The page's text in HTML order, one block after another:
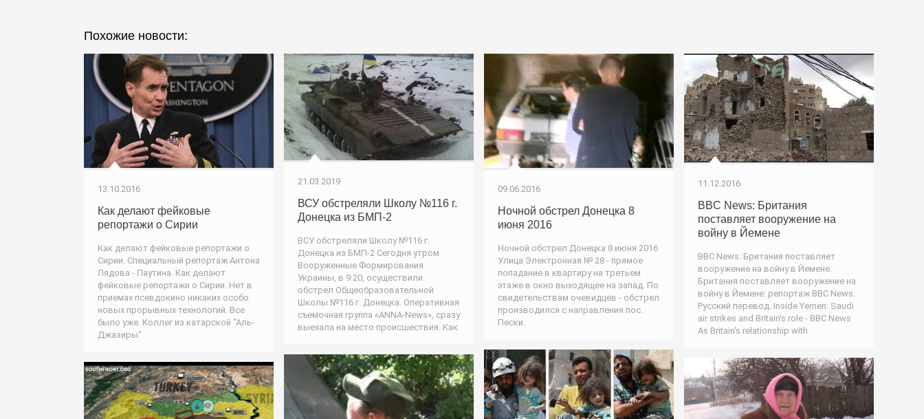
Похожие новости:
13.10.2016
Как делают фейковые
репортажи о Сирии
Как делают фейковые репортажи о
Сирии. Специальный репортаж Антона
Лядова - Паутина. Как делают
фейковые репортажи о Сирии. Нет в
приемах псевдокино никаких особо
новых прорывных технологий. Все
было уже. Коллег из катарской "Аль-
Джазиры"
21.03.2019
ВСУ обстреляли Школу №116 г.
Донецка из БМП-2
ВСУ обстреляли Школу №116 г.
Донецка из БМП-2 Сегодня утром
Вооруженные Формирования
Украины, в 9:20, осуществили
обстрел Общеобразовательной
Школы №116 г. Донецка. Оперативная
съемочная группа «ANNA-News», сразу
выехала на место происшествия. Как
09.06.2016
Ночной обстрел Донецка 8
июня 2016
Ночной обстрел Донецка 8 июня 2016
Улица Электронная № 28 - прямое
попадание в квартиру на третьем
этаже в окно выходящее на запад. По
свидетельствам очевидцев - обстрел
производился с направления пос.
Пески.
11.12.2016
BBC News: Британия
поставляет вооружение на
войну в Йемене
BBC News: Британия поставляет
вооружение на войну в Йемене.
Британия поставляет вооружение на
войну в Йемене: репортаж BBC News.
Русский перевод. Inside Yemen: Saudi
air strikes and Britain's role - BBC News
As Britain's relationship with